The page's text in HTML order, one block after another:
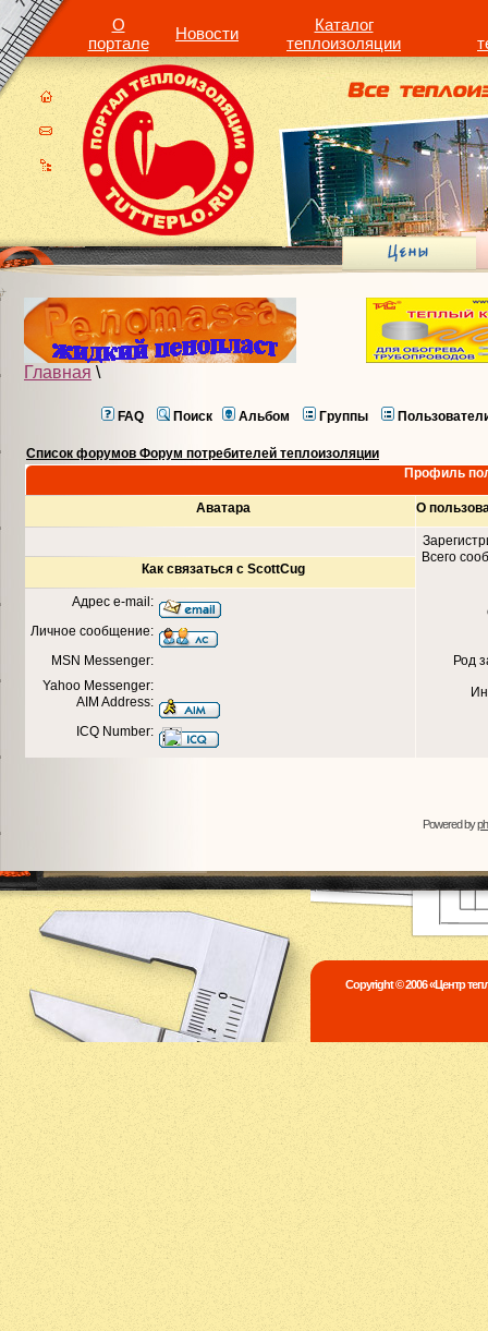
О
портале
Новости
Каталог
теплоизоляции
Главная \
FAQ Поиск Альбом Группы
Список форумов Форум потребителей теплоизоляции
Профиль
Аватара О
Всего
Род
Как связаться с ScottCug
Адрес e-mail:
Личное сообщение:
MSN Messenger:
Yahoo Messenger:
AIM Address:
ICQ Number:
Powered by
Copyright © 2006 «Центр